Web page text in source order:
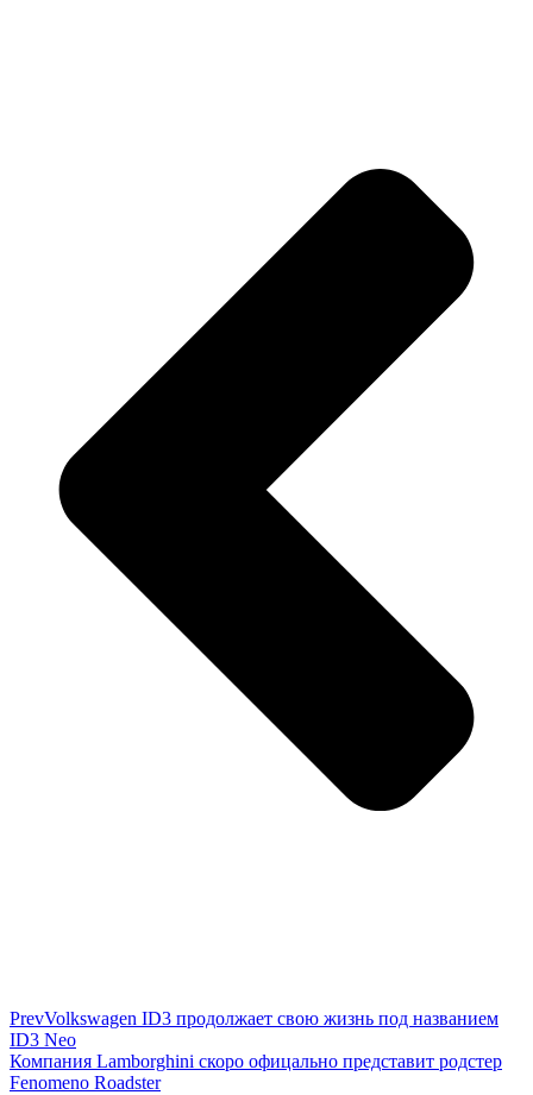
PrevVolkswagen ID3 продолжает свою жизнь под названием
ID3 Neo
Компания Lamborghini скоро офицально представит родстер
Fenomeno Roadster